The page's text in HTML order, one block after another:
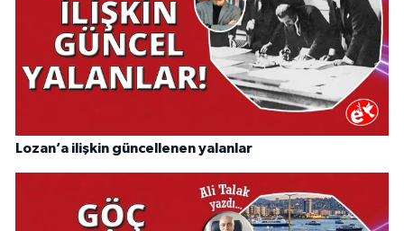
Lozan’a ilişkin güncellenen yalanlar